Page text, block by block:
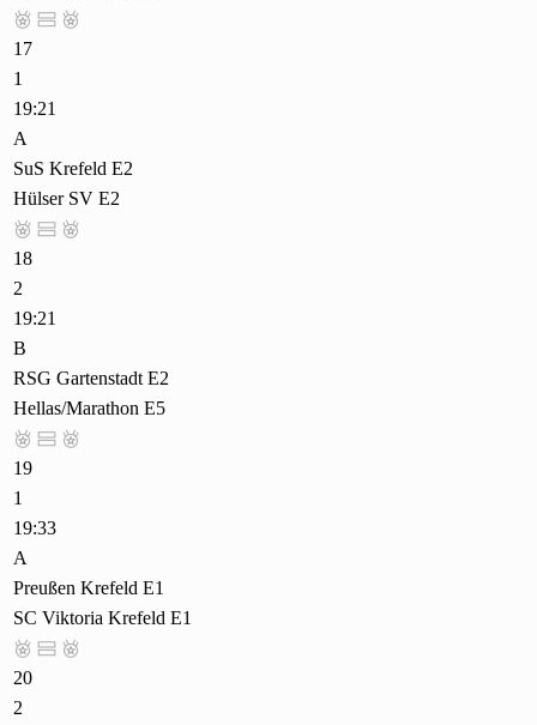
  
17
1
19:21
A
SuS Krefeld E2
Hülser SV E2
  
18
2
19:21
B
RSG Gartenstadt E2
Hellas/Marathon E5
  
19
1
19:33
A
Preußen Krefeld E1
SC Viktoria Krefeld E1
  
20
2